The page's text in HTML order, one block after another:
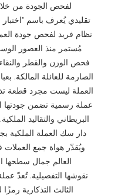
لفحص الجودة من
تقليدي يُعرف باسم
نظام فريد لفحص جودة
مُستمر منذ العصور
فحص الوزن والقطر والنقاء
الصارمة للعائلة المالكة.
العملة ليست مجرد قطعة
عملة رسمية تضمن جودتها
البريطاني والتقاليد
دار سك العملة الملكية
ويُقدّر هواة جمع العملات
العالم جمال سطحها
نقوشها التفصيلية. تُعدّ
الثالث التذكارية رمزًا